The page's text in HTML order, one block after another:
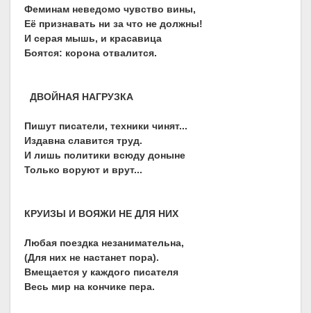
Феминам неведомо чувство вины,
Её признавать ни за что не должны!
И серая мышь, и красавица
Боятся: корона отвалится.
ДВОЙНАЯ НАГРУЗКА
Пишут писатели, техники чинят...
Издавна славится труд.
И лишь политики всюду доныне
Только воруют и врут...
КРУИЗЫ И ВОЯЖИ НЕ ДЛЯ НИХ
Любая поездка незанимательна,
(Для них не настанет пора).
Вмещается у каждого писателя
Весь мир на кончике пера.